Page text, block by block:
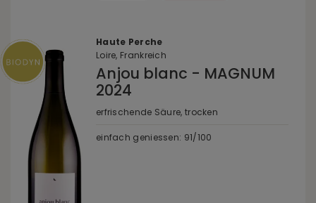
Haute Perche
Loire, Frankreich
Anjou blanc - MAGNUM
2024
erfrischende Säure, trocken
einfach geniessen: 91/100